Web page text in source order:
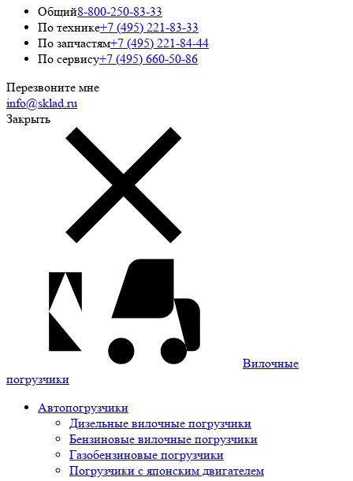
Общий8-800-250-83-33
По технике+7 (495) 221-83-33
По запчастям+7 (495) 221-84-44
По сервису+7 (495) 660-50-86
Перезвоните мне
info@sklad.ru
Закрыть
Вилочные
погрузчики
Автопогрузчики
Дизельные вилочные погрузчики
Бензиновые вилочные погрузчики
Газобензиновые погрузчики
Погрузчики с японским двигателем